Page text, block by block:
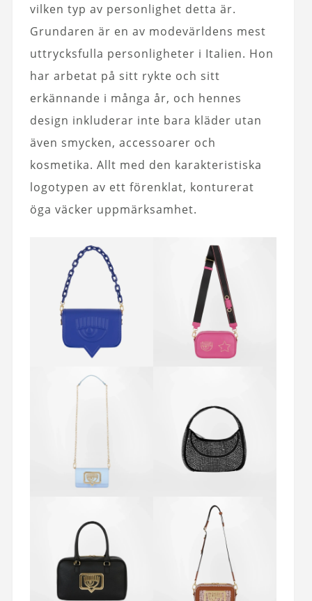
vilken typ av personlighet detta är.
Grundaren är en av modevärldens mest
uttrycksfulla personligheter i Italien. Hon
har arbetat på sitt rykte och sitt
erkännande i många år, och hennes
design inkluderar inte bara kläder utan
även smycken, accessoarer och
kosmetika. Allt med den karakteristiska
logotypen av ett förenklat, konturerat
öga väcker uppmärksamhet.